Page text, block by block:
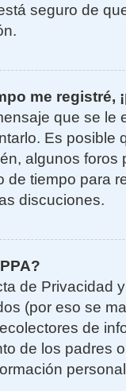
seguro de
me registré,
que se le
Es posible
algunos
de tiempo para
discuciones.
de Privacidad
(por eso se
de
de los padres